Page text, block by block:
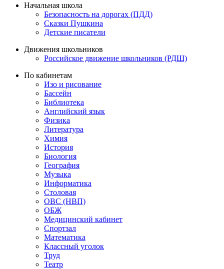
Начальная школа
Безопасность на дорогах (ПДД)
Сказки Пушкина
Детские писатели
Движения школьников
Российское движение школьников (РДШ)
По кабинетам
Изо и рисование
Бассейн
Библиотека
Английский язык
Физика
Литература
Химия
История
Биология
География
Музыка
Информатика
Столовая
ОВС (НВП)
ОБЖ
Медицинский кабинет
Спортзал
Математика
Классный уголок
Труд
Театр